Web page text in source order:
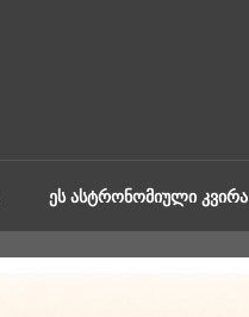
ᲔᲡ ᲐᲡᲢᲠᲝᲜᲝᲛᲘᲣᲚᲘ ᲙᲕᲘᲠᲐ